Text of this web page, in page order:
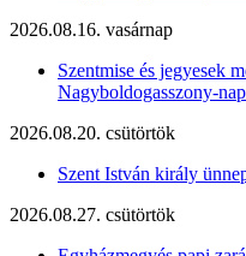
2026.08.16. vasárnap
Szentmise és jegyesek
Nagyboldogasszony-
2026.08.20. csütörtök
Szent István király
2026.08.27. csütörtök